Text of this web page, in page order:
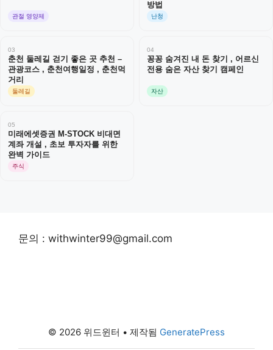
관절 영양제
방법
난청
03
춘천 둘레길 걷기 좋은 곳 추천 –
관광코스 , 춘천여행일정 , 춘천먹
거리
둘레길
04
꽁꽁 숨겨진 내 돈 찾기 , 어르신
전용 숨은 자산 찾기 캠페인
자산
05
미래에셋증권 M-STOCK 비대면
계좌 개설 , 초보 투자자를 위한
완벽 가이드
주식
문의 : withwinter99@gmail.com
© 2026 위드윈터 • 제작됨 GeneratePress